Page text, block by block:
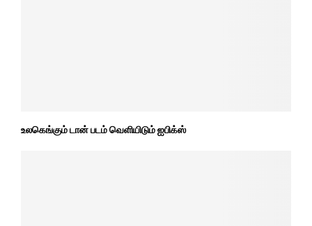
உலகெங்கும் டான் படம் வெளியிடும் ஐபிக்ஸ்